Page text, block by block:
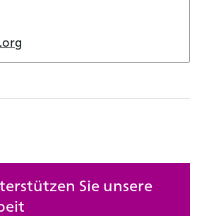
Sie unsere